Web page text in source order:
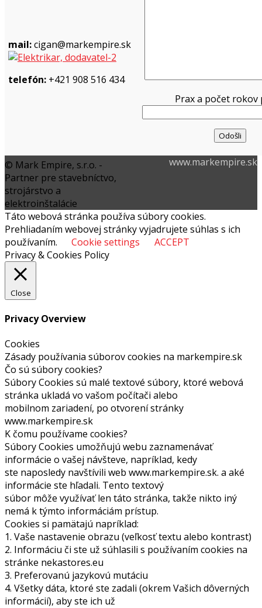
mail:cigan@markempire.sk
telefón: +421 908 516 434
Prax a počet rokov
© Mark Empire, s.r.o. -
Partner pre stavebníctvo,
strojárstvo a
elektroinštalácie
www.markempire.sk
Táto webová stránka používa súbory cookies.
Prehliadaním webovej stránky vyjadrujete súhlas s ich
používaním.
Cookie settings
ACCEPT
Privacy & Cookies Policy
Close
Privacy Overview
Cookies
Zásady používania súborov cookies na markempire.sk
Čo sú súbory cookies?
Súbory Cookies sú malé textové súbory, ktoré webová
stránka ukladá vo vašom počítači alebo
mobilnom zariadení, po otvorení stránky
www.markempire.sk
K čomu používame cookies?
Súbory Cookies umožňujú webu zaznamenávať
informácie o vašej návšteve, napríklad, kedy
ste naposledy navštívili web www.markempire.sk. a aké
informácie ste hľadali. Tento textový
súbor môže využívať len táto stránka, takže nikto iný
nemá k týmto informáciám prístup.
Cookies si pamätajú napríklad:
1. Vaše nastavenie obrazu (veľkosť textu alebo kontrast)
2. Informáciu či ste už súhlasili s používaním cookies na
stránke nekastores.eu
3. Preferovanú jazykovú mutáciu
4. Všetky dáta, ktoré ste zadali (okrem Vašich dôverných
informácií), aby ste ich už